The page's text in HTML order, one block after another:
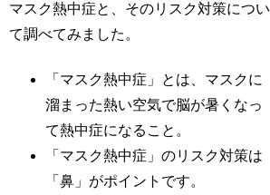
マスク熱中症と、そのリスク対策につい
て調べてみました。
「マスク熱中症」とは、マスクに
溜まった熱い空気で脳が暑くなっ
て熱中症になること。
「マスク熱中症」のリスク対策は
「鼻」がポイントです。